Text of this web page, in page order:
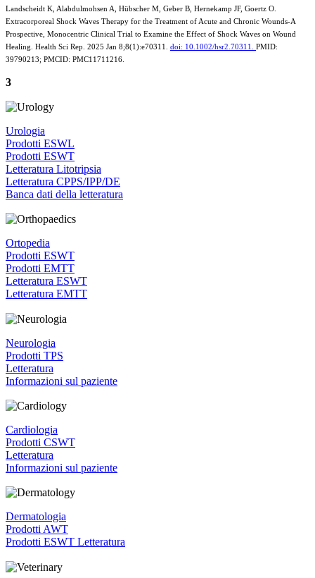
Landscheidt K, Alabdulmohsen A, Hübscher M, Geber B, Hernekamp JF, Goertz O.
Extracorporeal Shock Waves Therapy for the Treatment of Acute and Chronic Wounds-A
Prospective, Monocentric Clinical Trial to Examine the Effect of Shock Waves on Wound
Healing. Health Sci Rep. 2025 Jan 8;8(1):e70311. doi: 10.1002/hsr2.70311. PMID:
39790213; PMCID: PMC11711216.
3
Urologia
Prodotti ESWL
Prodotti ESWT
Letteratura Litotripsia
Letteratura CPPS/IPP/DE
Banca dati della letteratura
Ortopedia
Prodotti ESWT
Prodotti EMTT
Letteratura ESWT
Letteratura EMTT
Neurologia
Prodotti TPS
Letteratura
Informazioni sul paziente
Cardiologia
Prodotti CSWT
Letteratura
Informazioni sul paziente
Dermatologia
Prodotti AWT
Prodotti ESWT Letteratura